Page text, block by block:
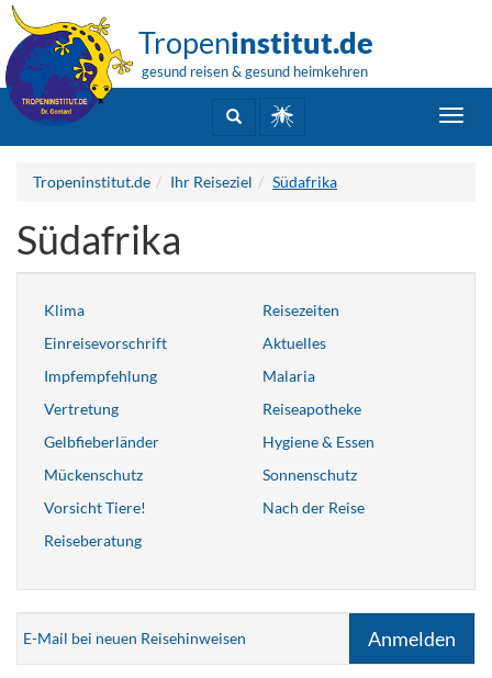
Tropeninstitut.de
gesund reisen & gesund heimkehren
Tropeninstitut.de Ihr Reiseziel Südafrika
Südafrika
Klima
Reisezeiten
Einreisevorschrift
Aktuelles
Impfempfehlung
Malaria
Vertretung
Reiseapotheke
Gelbfieberländer
Hygiene & Essen
Mückenschutz
Sonnenschutz
Vorsicht Tiere!
Nach der Reise
Reiseberatung
E-Mail bei neuen Reisehinweisen Anmelden